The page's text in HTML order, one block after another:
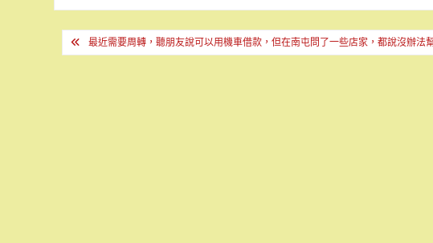
文 最近需要周轉，聽朋友說可以用機車借款，但在南屯問了一些店家，都說沒辦法